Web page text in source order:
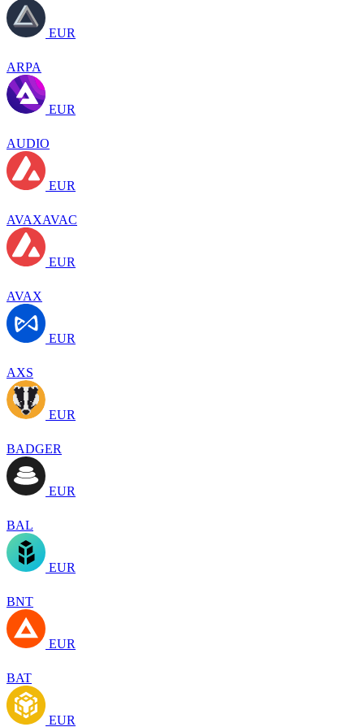
EUR
ARPA
EUR
AUDIO
EUR
AVAXAVAC
EUR
AVAX
EUR
AXS
EUR
BADGER
EUR
BAL
EUR
BNT
EUR
BAT
EUR